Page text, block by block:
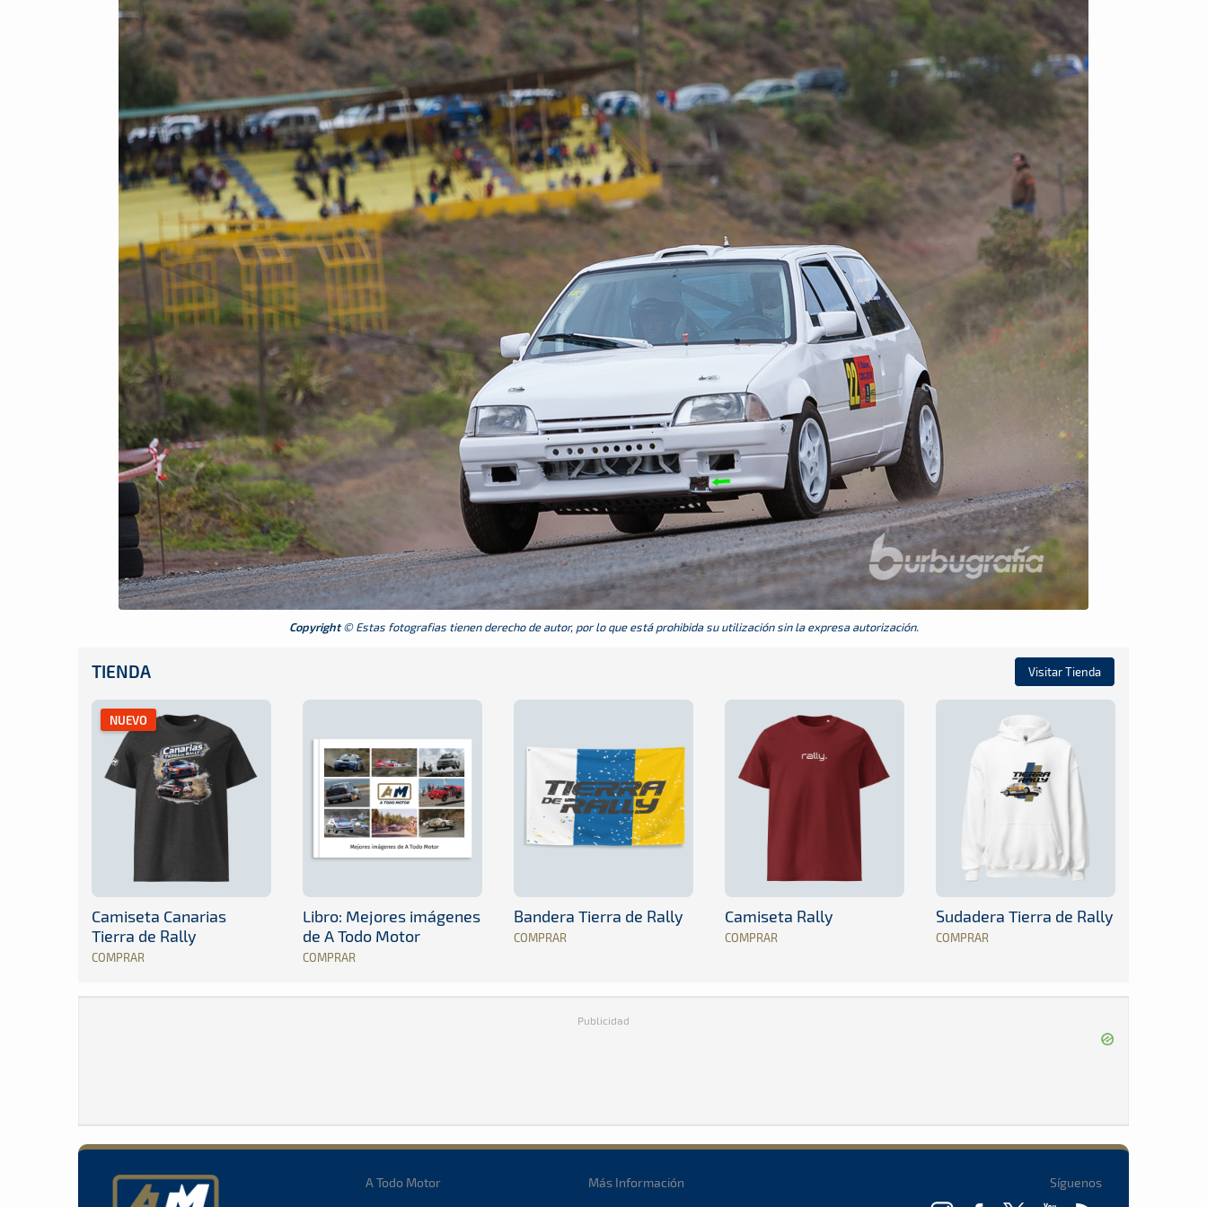
Copyright© Estas fotografias tienen derecho de autor, por lo que está prohibida su utilización sin la expresa autorización.
TIENDA Visitar Tienda
NUEVO
Camiseta Canarias
Tierra de Rally
COMPRAR
Libro: Mejores imágenes
de A Todo Motor
COMPRAR
Bandera Tierra de Rally
COMPRAR
Camiseta Rally
COMPRAR
Sudadera Tierra de Rally
COMPRAR
Publicidad
A Todo Motor Más Información Síguenos